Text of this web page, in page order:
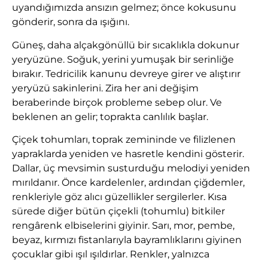
uyandığımızda ansızın gelmez; önce kokusunu
gönderir, sonra da ışığını.
Güneş, daha alçakgönüllü bir sıcaklıkla dokunur
yeryüzüne. Soğuk, yerini yumuşak bir serinliğe
bırakır. Tedricilik kanunu devreye girer ve alıştırır
yeryüzü sakinlerini. Zira her ani değişim
beraberinde birçok probleme sebep olur. Ve
beklenen an gelir; toprakta canlılık başlar.
Çiçek tohumları, toprak zemininde ve filizlenen
yapraklarda yeniden ve hasretle kendini gösterir.
Dallar, üç mevsimin susturduğu melodiyi yeniden
mırıldanır. Önce kardelenler, ardından çiğdemler,
renkleriyle göz alıcı güzellikler sergilerler. Kısa
sürede diğer bütün çiçekli (tohumlu) bitkiler
rengârenk elbiselerini giyinir. Sarı, mor, pembe,
beyaz, kırmızı fistanlarıyla bayramlıklarını giyinen
çocuklar gibi ışıl ışıldırlar. Renkler, yalnızca